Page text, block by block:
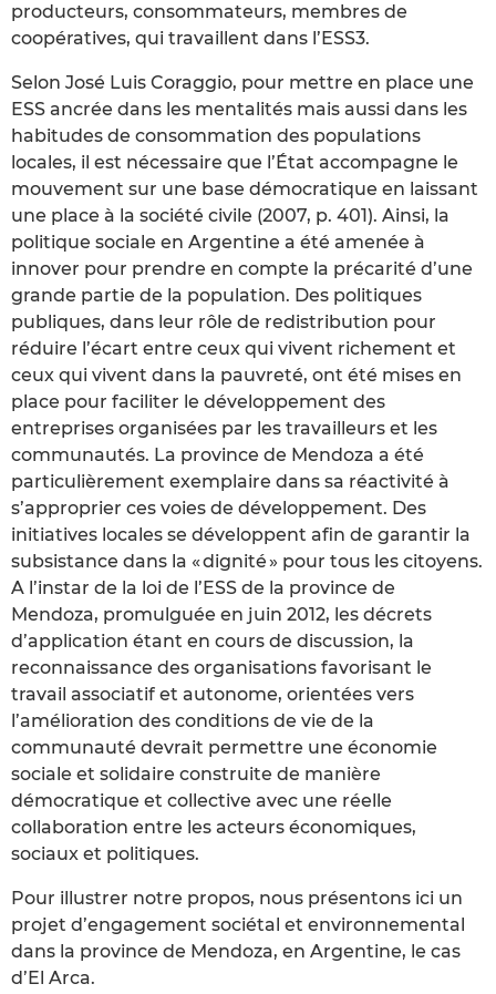
producteurs, consommateurs, membres de
coopératives, qui travaillent dans l’ESS3.
Selon José Luis Coraggio, pour mettre en place une
ESS ancrée dans les mentalités mais aussi dans les
habitudes de consommation des populations
locales, il est nécessaire que l’État accompagne le
mouvement sur une base démocratique en laissant
une place à la société civile (2007, p. 401). Ainsi, la
politique sociale en Argentine a été amenée à
innover pour prendre en compte la précarité d’une
grande partie de la population. Des politiques
publiques, dans leur rôle de redistribution pour
réduire l’écart entre ceux qui vivent richement et
ceux qui vivent dans la pauvreté, ont été mises en
place pour faciliter le développement des
entreprises organisées par les travailleurs et les
communautés. La province de Mendoza a été
particulièrement exemplaire dans sa réactivité à
s’approprier ces voies de développement. Des
initiatives locales se développent afin de garantir la
subsistance dans la « dignité » pour tous les citoyens.
A l’instar de la loi de l’ESS de la province de
Mendoza, promulguée en juin 2012, les décrets
d’application étant en cours de discussion, la
reconnaissance des organisations favorisant le
travail associatif et autonome, orientées vers
l’amélioration des conditions de vie de la
communauté devrait permettre une économie
sociale et solidaire construite de manière
démocratique et collective avec une réelle
collaboration entre les acteurs économiques,
sociaux et politiques.
Pour illustrer notre propos, nous présentons ici un
projet d’engagement sociétal et environnemental
dans la province de Mendoza, en Argentine, le cas
d’El Arca.